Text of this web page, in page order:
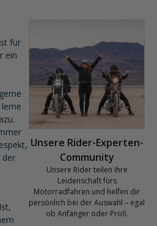
für
ein
der
Unsere Rider-Experten-
Community
Unsere Rider teilen ihre
Leidenschaft fürs
Motorradfahren und helfen dir
persönlich bei der Auswahl – egal
ob Anfänger oder Profi.